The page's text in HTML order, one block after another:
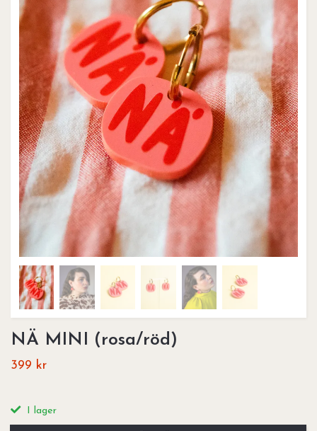
NÄ MINI (rosa/röd)
399 kr
I lager